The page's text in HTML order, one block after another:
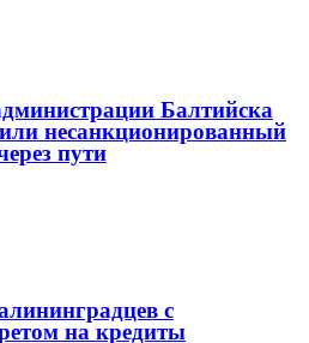
Балтийска
несанкционированный
пути
с
на кредиты